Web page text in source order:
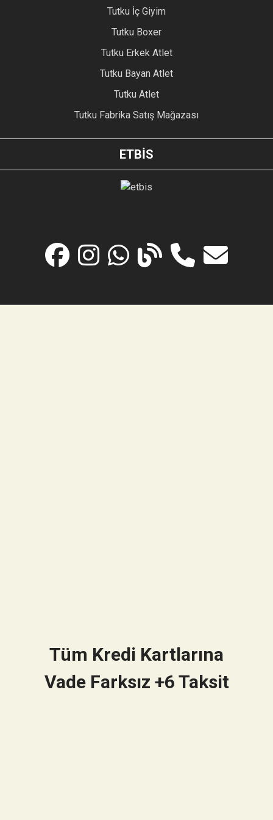
Tutku İç Giyim
Tutku Boxer
Tutku Erkek Atlet
Tutku Bayan Atlet
Tutku Atlet
Tutku Fabrika Satış Mağazası
ETBİS
Tüm Kredi Kartlarına
Vade Farksız +6 Taksit